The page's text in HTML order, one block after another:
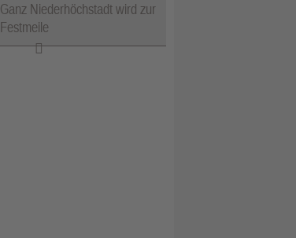
Ganz Niederhöchstadt wird zur
Festmeile